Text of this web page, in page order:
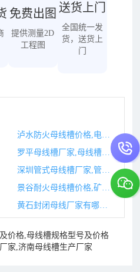
免费出图
提供测量2D
工程图
送货上门
全国统一发
货，送货上
门
泸水防火母线槽价格,电井母线槽防火封堵图集
景谷耐火母线槽价格,矿物质耐火母线槽生产厂家
价格,母线槽规格型号及价格
家,济南母线槽生产厂家